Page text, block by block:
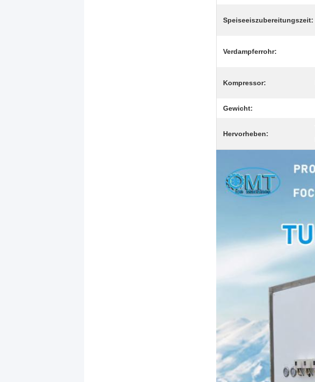
Speiseeiszubereitungszeit:
Verdampferrohr:
Kompressor:
Gewicht:
Hervorheben: